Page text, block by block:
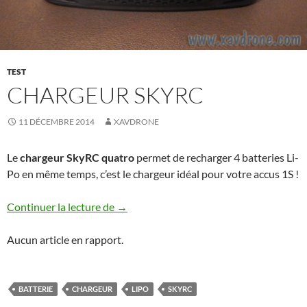
TEST
CHARGEUR SKYRC
11 DÉCEMBRE 2014 XAVDRONE
Lechargeur SkyRC quatro permet de recharger 4 batteries Li-
Po en même temps, c’est le chargeur idéal pour votre accus 1S !
Continuer la lecture de Chargeur SkyRC
→
Aucun article en rapport.
BATTERIE CHARGEUR LIPO SKYRC